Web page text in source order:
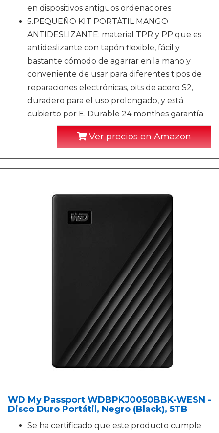
en dispositivos antiguos ordenadores
5.PEQUEÑO KIT PORTÁTIL MANGO
ANTIDESLIZANTE: material TPR y PP que es
antideslizante con tapón flexible, fácil y
bastante cómodo de agarrar en la mano y
conveniente de usar para diferentes tipos de
reparaciones electrónicas, bits de acero S2,
duradero para el uso prolongado, y está
cubierto por E. Durable 24 monthes garantía
Ver precios en Amazon
WD My Passport WDBPKJ0050BBK-WESN -
Disco Duro Portátil, Negro (Black), 5TB
Se ha certificado que este producto cumple